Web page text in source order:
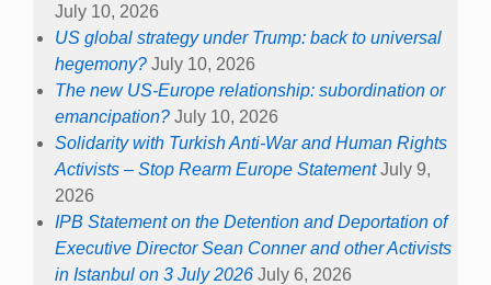
July 10, 2026
US global strategy under Trump: back to universal
hegemony? July 10, 2026
The new US-Europe relationship: subordination or
emancipation? July 10, 2026
Solidarity with Turkish Anti-War and Human Rights
Activists – Stop Rearm Europe Statement July 9,
2026
IPB Statement on the Detention and Deportation of
Executive Director Sean Conner and other Activists
in Istanbul on 3 July 2026 July 6, 2026